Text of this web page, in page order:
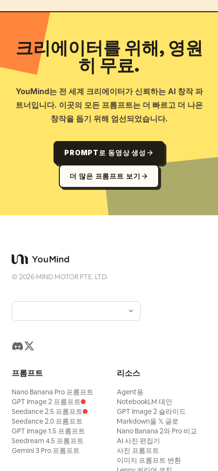
크리에이터를 위해, 영원
히 무료.
YouMind는 전 세계 크리에이터가 신뢰하는 AI 창작 파
트너입니다. 이곳의 모든 프롬프트는 더 빠르고 더 나은
창작을 돕기 위해 엄선되었습니다.
PROMPT로 동영상 생성
더 많은 프롬프트 보기
©2026 MIND MOTOR PTE. LTD.
프롬프트
Nano Banana Pro 프롬프트
GPT Image 2 프롬프트
Seedance 2.5 프롬프트
Seedance 2.0 프롬프트
GPT Image 1.5 프롬프트
Seedream 4.5 프롬프트
Gemini 3 Pro 프롬프트
리소스
Agent용
NotebookLM 대안
GPT Image 2 슬라이드
Markdown을 𝕏 글로
Nano Banana 2와 Pro 비교
AI 사진 편집기
사진 프롬프트
이미지 프롬프트 변환